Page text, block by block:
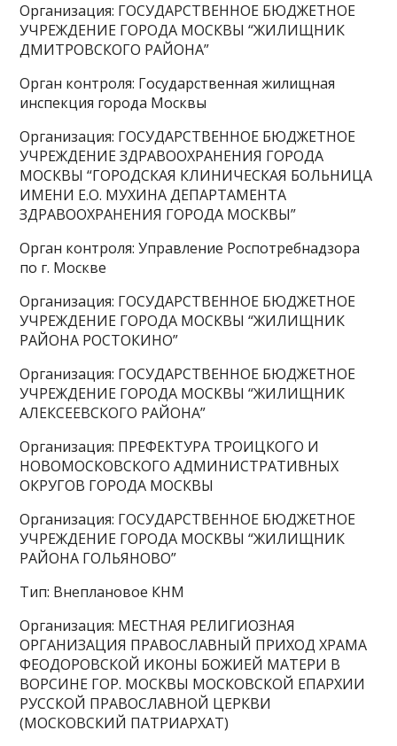
Организация: ГОСУДАРСТВЕННОЕ БЮДЖЕТНОЕ
УЧРЕЖДЕНИЕ ГОРОДА МОСКВЫ “ЖИЛИЩНИК
ДМИТРОВСКОГО РАЙОНА”
Орган контроля: Государственная жилищная
инспекция города Москвы
Организация: ГОСУДАРСТВЕННОЕ БЮДЖЕТНОЕ
УЧРЕЖДЕНИЕ ЗДРАВООХРАНЕНИЯ ГОРОДА
МОСКВЫ “ГОРОДСКАЯ КЛИНИЧЕСКАЯ БОЛЬНИЦА
ИМЕНИ Е.О. МУХИНА ДЕПАРТАМЕНТА
ЗДРАВООХРАНЕНИЯ ГОРОДА МОСКВЫ”
Орган контроля: Управление Роспотребнадзора
по г. Москве
Организация: ГОСУДАРСТВЕННОЕ БЮДЖЕТНОЕ
УЧРЕЖДЕНИЕ ГОРОДА МОСКВЫ “ЖИЛИЩНИК
РАЙОНА РОСТОКИНО”
Организация: ГОСУДАРСТВЕННОЕ БЮДЖЕТНОЕ
УЧРЕЖДЕНИЕ ГОРОДА МОСКВЫ “ЖИЛИЩНИК
АЛЕКСЕЕВСКОГО РАЙОНА”
Организация: ПРЕФЕКТУРА ТРОИЦКОГО И
НОВОМОСКОВСКОГО АДМИНИСТРАТИВНЫХ
ОКРУГОВ ГОРОДА МОСКВЫ
Организация: ГОСУДАРСТВЕННОЕ БЮДЖЕТНОЕ
УЧРЕЖДЕНИЕ ГОРОДА МОСКВЫ “ЖИЛИЩНИК
РАЙОНА ГОЛЬЯНОВО”
Тип: Внеплановое КНМ
Организация: МЕСТНАЯ РЕЛИГИОЗНАЯ
ОРГАНИЗАЦИЯ ПРАВОСЛАВНЫЙ ПРИХОД ХРАМА
ФЕОДОРОВСКОЙ ИКОНЫ БОЖИЕЙ МАТЕРИ В
ВОРСИНЕ ГОР. МОСКВЫ МОСКОВСКОЙ ЕПАРХИИ
РУССКОЙ ПРАВОСЛАВНОЙ ЦЕРКВИ
(МОСКОВСКИЙ ПАТРИАРХАТ)